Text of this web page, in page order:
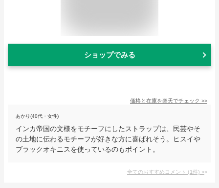
ショップでみる
価格と在庫を楽天でチェック >>
あかり(40代・女性)
インカ帝国の文様をモチーフにしたストラップは、民芸やそ
の土地に伝わるモチーフが好きな方に喜ばれそう。ヒスイや
ブラックオキニスを使っているのもポイント。
全てのおすすめコメント (1件) >